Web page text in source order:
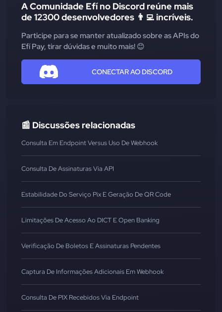
A Comunidade Efí no Discord reúne mais
de 12300 desenvolvedores 👨‍💻 incríveis.
Participe para se manter atualizado sobre as APIs do
Efí Pay, tirar dúvidas e muito mais! 😊
CONECTAR AO DISCORD
📰 Discussões relacionadas
Consulta Em Endpoint Versus Uso De Webhook
Consulta De Assinaturas Via API
Estabilidade Do Serviço Pix E Geração De QR Code
Limitações De Acesso Ao DICT E Open Banking
Verificação De Boletos E Assinaturas Pendentes
Captura De Informações Adicionais Em Webhook
Consulta De PIX Recebidos Via Endpoint